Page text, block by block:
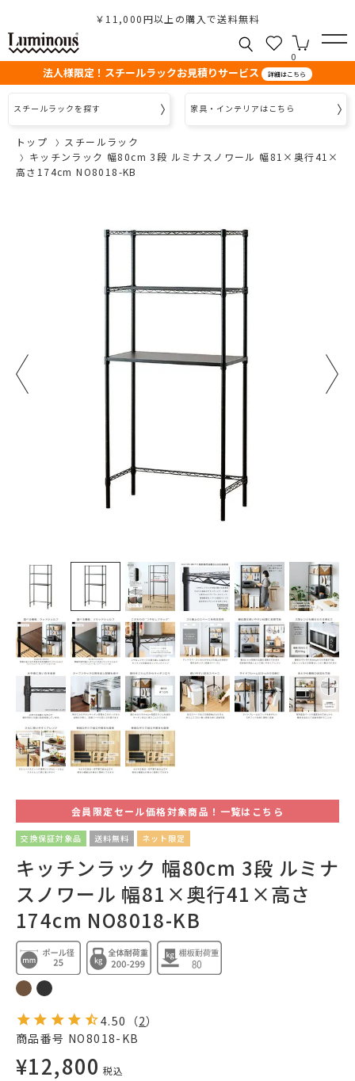
￥11,000円以上の購入で送料無料
0
法人様限定！スチールラックお見積りサービス 詳細はこちら
スチールラックを探す 家具・インテリアはこちら
トップ
スチールラック
キッチンラック 幅80cm 3段 ルミナスノワール 幅81×奥行41×
高さ174cm NO8018-KB
会員限定セール価格対象商品！一覧はこちら
交換保証対象品 送料無料 ネット限定
キッチンラック 幅80cm 3段 ルミナ
スノワール 幅81×奥行41×高さ
174cm NO8018-KB
4.50 （2）
商品番号 NO8018-KB
¥12,800 税込